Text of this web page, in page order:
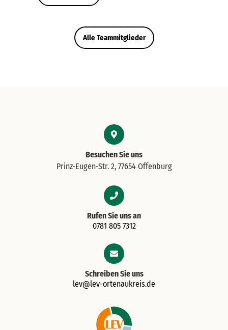
Alle Teammitglieder
Besuchen Sie uns
Prinz-Eugen-Str. 2, 77654 Offenburg
Rufen Sie uns an
0781 805 7312
Schreiben Sie uns
lev@lev-ortenaukreis.de